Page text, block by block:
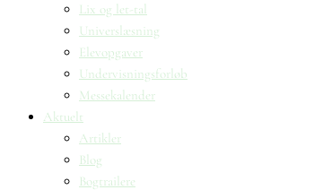
Lix og let-tal
Universlæsning
Elevopgaver
Undervisningsforløb
Messekalender
Aktuelt
Artikler
Blog
Bogtrailere